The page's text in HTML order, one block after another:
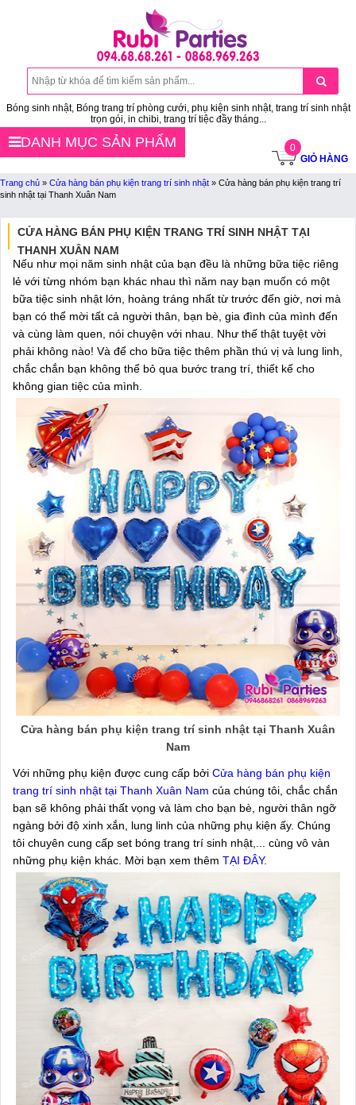
Bóng sinh nhật, Bóng trang trí phòng cưới, phụ kiện sinh nhật, trang trí sinh nhật
trọn gói, in chibi, trang trí tiệc đầy tháng...
0
GIỎ HÀNG
DANH MỤC SẢN PHẨM
Trang chủ » Cửa hàng bán phụ kiện trang trí sinh nhật » Cửa hàng bán phụ kiện trang trí
sinh nhật tại Thanh Xuân Nam
CỬA HÀNG BÁN PHỤ KIỆN TRANG TRÍ SINH NHẬT TẠI
THANH XUÂN NAM
Nếu như mọi năm sinh nhật của bạn đều là những bữa tiệc riêng
lẻ với từng nhóm bạn khác nhau thì năm nay bạn muốn có một
bữa tiệc sinh nhật lớn, hoàng tráng nhất từ trước đến giờ, nơi mà
bạn có thể mời tất cả người thân, bạn bè, gia đình của mình đến
và cùng làm quen, nói chuyện với nhau. Như thế thật tuyệt vời
phải không nào! Và để cho bữa tiệc thêm phần thú vị và lung linh,
chắc chắn bạn không thể bỏ qua bước trang trí, thiết kế cho
không gian tiệc của mình.
Cửa hàng bán phụ kiện trang trí sinh nhật tại Thanh Xuân
Nam
Với những phụ kiện được cung cấp bởi Cửa hàng bán phụ kiện
trang trí sinh nhật tại Thanh Xuân Nam của chúng tôi, chắc chắn
bạn sẽ không phải thất vọng và làm cho bạn bè, người thân ngỡ
ngàng bởi độ xinh xắn, lung linh của những phụ kiện ấy. Chúng
tôi chuyên cung cấp set bóng trang trí sinh nhật,... cùng vô vàn
những phụ kiện khác. Mời bạn xem thêm TẠI ĐÂY.